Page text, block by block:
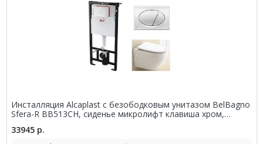
Инсталляция Alcaplast с безободковым унитазом BelBagno
Sfera-R BB513CH, сиденье микролифт клавиша хром,
33945 р.